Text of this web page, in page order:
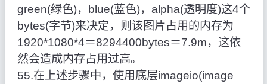
green(绿色)，blue(蓝色)，alpha(透明度)这4个
bytes(字节)来决定，则该图片占用的内存为
1920*1080*4＝8294400bytes＝7.9m，这依
然会造成内存占用过高。
55.在上述步骤中，使用底层imageio(image